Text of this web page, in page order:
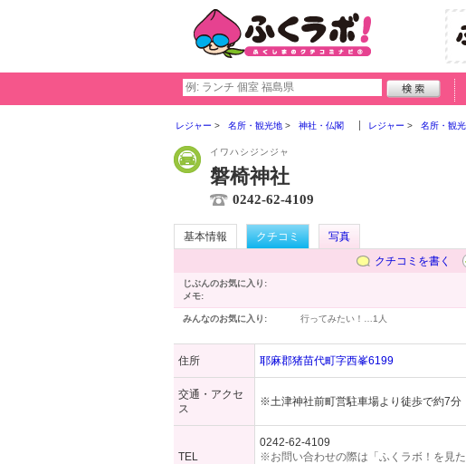
レジャー 名所・観光地 神社・仏閣 レジャー 名所・観
イワハシジンジャ
磐椅神社
0242-62-4109
基本情報 クチコミ
写真
クチコミを書く
じぶんのお気に入り:
メモ:
みんなのお気に入り: 行ってみたい！… 1人
住所 耶麻郡猪苗代町字西峯6199
交通・アクセ
ス
※土津神社前町営駐車場より徒歩で約7分
TEL
0242-62-4109
※お問い合わせの際は「ふくラボ！を見